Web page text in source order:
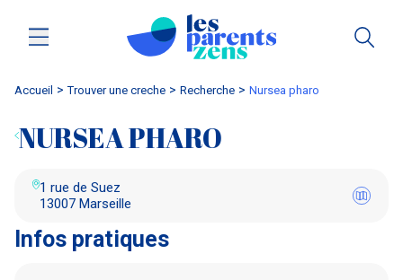
Accueil trouver une creche Recherche nursea pharo
NURSEA PHARO
1 rue de Suez
13007 Marseille
Infos pratiques